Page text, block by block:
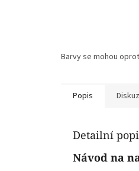
Barvy se mohou
Popis
Detailní
Návod na